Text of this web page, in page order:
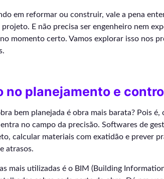
em reformar ou construir, vale a pena
E não precisa ser engenheiro nem
momento certo. Vamos explorar isso nos
no planejamento e
bem planejada é obra mais barata? Pois
no campo da precisão. Softwares de
calcular materiais com exatidão e prever
atrasos.
mais utilizadas é o BIM (Building